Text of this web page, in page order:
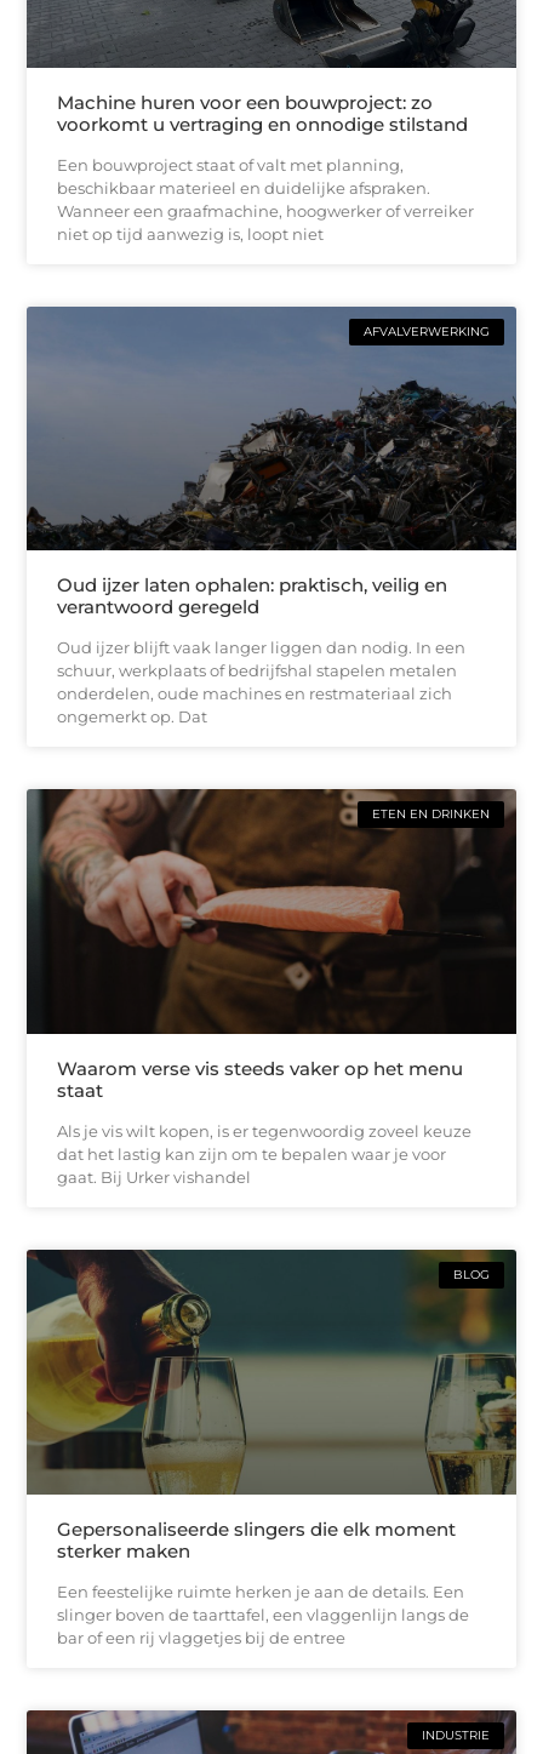
Machine huren voor een bouwproject: zo
voorkomt u vertraging en onnodige stilstand
Een bouwproject staat of valt met planning,
beschikbaar materieel en duidelijke afspraken.
Wanneer een graafmachine, hoogwerker of verreiker
niet op tijd aanwezig is, loopt niet
AFVALVERWERKING
Oud ijzer laten ophalen: praktisch, veilig en
verantwoord geregeld
Oud ijzer blijft vaak langer liggen dan nodig. In een
schuur, werkplaats of bedrijfshal stapelen metalen
onderdelen, oude machines en restmateriaal zich
ongemerkt op. Dat
ETEN EN DRINKEN
Waarom verse vis steeds vaker op het menu
staat
Als je vis wilt kopen, is er tegenwoordig zoveel keuze
dat het lastig kan zijn om te bepalen waar je voor
gaat. Bij Urker vishandel
BLOG
Gepersonaliseerde slingers die elk moment
sterker maken
Een feestelijke ruimte herken je aan de details. Een
slinger boven de taarttafel, een vlaggenlijn langs de
bar of een rij vlaggetjes bij de entree
INDUSTRIE